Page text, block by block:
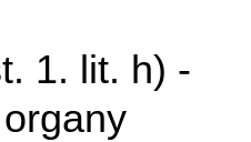
1. lit. h) -